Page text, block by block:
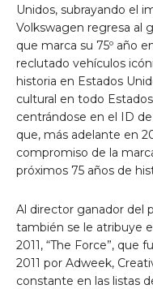
Unidos, subrayando el
Volkswagen regresa al
que marca su 75º año
reclutado vehículos
historia en Estados
cultural en todo
centrándose en el ID
que, más adelante en
compromiso de la
próximos 75 años de
Al director ganador del
también se le atribuye
2011, “The Force”, que
2011 por Adweek,
constante en las listas